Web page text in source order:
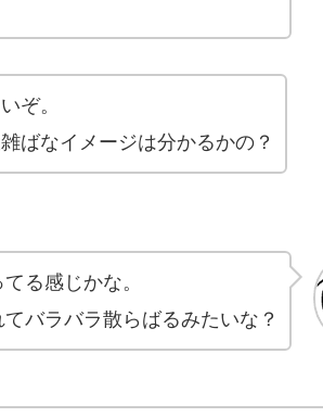
ぞ。
ばなイメージは分かるかの？
る感じかな。
バラバラ散らばるみたいな？